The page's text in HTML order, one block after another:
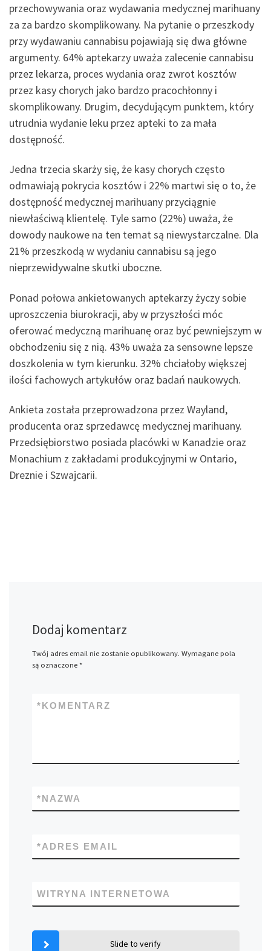
przechowywania oraz wydawania medycznej marihuany
za za bardzo skomplikowany. Na pytanie o przeszkody
przy wydawaniu cannabisu pojawiają się dwa główne
argumenty. 64% aptekarzy uważa zalecenie cannabisu
przez lekarza, proces wydania oraz zwrot kosztów
przez kasy chorych jako bardzo pracochłonny i
skomplikowany. Drugim, decydującym punktem, który
utrudnia wydanie leku przez apteki to za mała
dostępność.
Jedna trzecia skarży się, że kasy chorych często
odmawiają pokrycia kosztów i 22% martwi się o to, że
dostępność medycznej marihuany przyciągnie
niewłaściwą klientelę. Tyle samo (22%) uważa, że
dowody naukowe na ten temat są niewystarczalne. Dla
21% przeszkodą w wydaniu cannabisu są jego
nieprzewidywalne skutki uboczne.
Ponad połowa ankietowanych aptekarzy życzy sobie
uproszczenia biurokracji, aby w przyszłości móc
oferować medyczną marihuanę oraz być pewniejszym w
obchodzeniu się z nią. 43% uważa za sensowne lepsze
doszkolenia w tym kierunku. 32% chciałoby większej
ilości fachowych artykułów oraz badań naukowych.
Ankieta została przeprowadzona przez Wayland,
producenta oraz sprzedawcę medycznej marihuany.
Przedsiębiorstwo posiada placówki w Kanadzie oraz
Monachium z zakładami produkcyjnymi w Ontario,
Dreznie i Szwajcarii.
Dodaj komentarz
Twój adres email nie zostanie opublikowany. Wymagane pola
są oznaczone *
KOMENTARZ
*
NAZWA
*
ADRES EMAIL
*
WITRYNA INTERNETOWA
Slide to verify